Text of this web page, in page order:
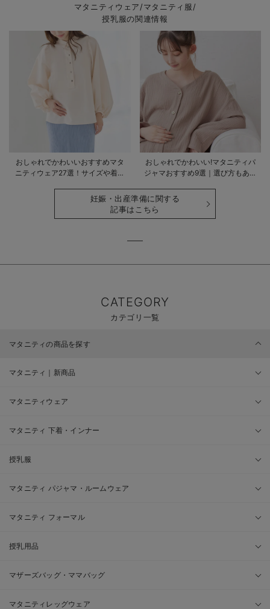
マタニティウェア/マタニティ服/
授乳服の関連情報
おしゃれでかわいいおすすめマタ
ニティウェア27選！サイズや着る
おしゃれでかわいい!マタニティパ
ジャマおすすめ9選｜選び方もあわ
妊娠・出産準備に関する
記事はこちら
CATEGORY
カテゴリ一覧
マタニティの商品を探す
マタニティ｜新商品
マタニティウェア
マタニティ 下着・インナー
授乳服
マタニティ パジャマ・ルームウェア
マタニティ フォーマル
授乳用品
マザーズバッグ・ママバッグ
マタニティレッグウェア